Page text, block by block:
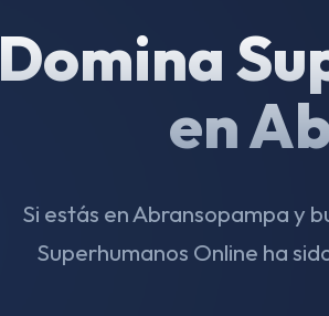
Domina
en
Si estás en Abransopampa y
Superhumanos Online ha